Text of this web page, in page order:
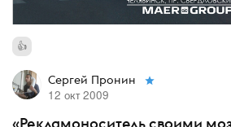
Сергей Пронин
12 окт 2009